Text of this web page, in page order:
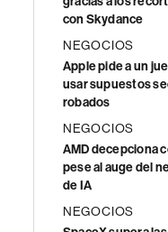
con Skydance
NEGOCIOS
Apple pide a un
usar supuestos
robados
NEGOCIOS
AMD decepciona
pese al auge del
de IA
NEGOCIOS